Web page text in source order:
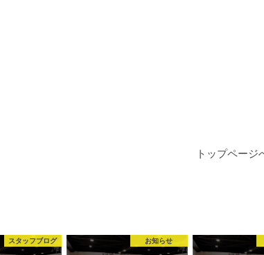
トップページ
スタッフブログ お知らせ